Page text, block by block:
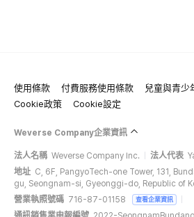
使用條款 付費服務使用條款 兒童與青少
Cookie政策
Cookie設定
Weverse Company企業資訊
法人名稱 Weverse Company Inc. 法人代表
地址 C, 6F, PangyoTech-one Tower, 131,
gu, Seongnam-si, Gyeonggi-do, Republic of
營業執照號碼 716-87-01158 查看企業資訊